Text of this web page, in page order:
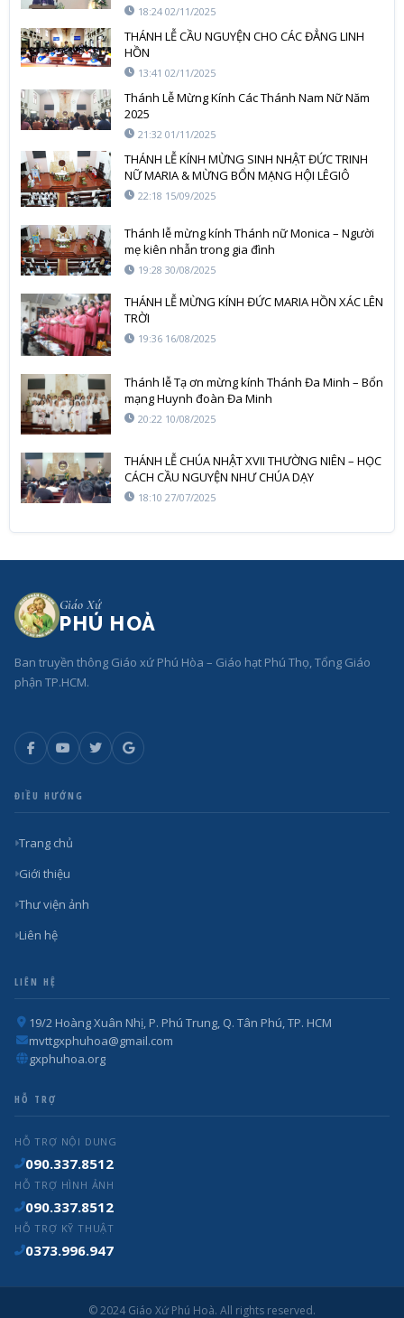
18:24 02/11/2025
THÁNH LỄ CẦU NGUYỆN CHO CÁC ĐẲNG LINH
HỒN
13:41 02/11/2025
Thánh Lễ Mừng Kính Các Thánh Nam Nữ Năm
2025
21:32 01/11/2025
THÁNH LỄ KÍNH MỪNG SINH NHẬT ĐỨC TRINH
NỮ MARIA & MỪNG BỔN MẠNG HỘI LÊGIÔ
MARIE
22:18 15/09/2025
Thánh lễ mừng kính Thánh nữ Monica – Người
mẹ kiên nhẫn trong gia đình
19:28 30/08/2025
THÁNH LỄ MỪNG KÍNH ĐỨC MARIA HỒN XÁC LÊN
TRỜI
19:36 16/08/2025
Thánh lễ Tạ ơn mừng kính Thánh Đa Minh – Bổn
mạng Huynh đoàn Đa Minh
20:22 10/08/2025
THÁNH LỄ CHÚA NHẬT XVII THƯỜNG NIÊN – HỌC
CÁCH CẦU NGUYỆN NHƯ CHÚA DẠY
18:10 27/07/2025
Giáo Xứ
PHÚ HOÀ
Ban truyền thông Giáo xứ Phú Hòa – Giáo hạt Phú Thọ, Tổng Giáo
phận TP.HCM.
ĐIỀU HƯỚNG
Trang chủ
Giới thiệu
Thư viện ảnh
Liên hệ
LIÊN HỆ
19/2 Hoàng Xuân Nhị, P. Phú Trung, Q. Tân Phú, TP. HCM
mvttgxphuhoa@gmail.com
gxphuhoa.org
HỖ TRỢ
HỖ TRỢ NỘI DUNG
090.337.8512
HỖ TRỢ HÌNH ẢNH
090.337.8512
HỖ TRỢ KỸ THUẬT
0373.996.947
© 2024 Giáo Xứ Phú Hoà. All rights reserved.